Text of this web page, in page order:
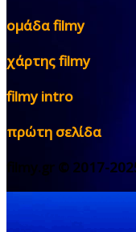
ομάδα filmy
χάρτης filmy
filmy intro
πρώτη σελίδα
filmy.gr © 2017-